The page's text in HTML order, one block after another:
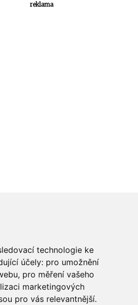
technologie ke
účely: pro umožnění
, pro měření vašeho
marketingových
pro vás relevantnější.
reklama